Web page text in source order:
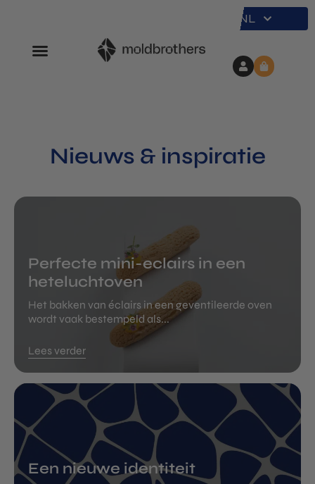
NL
Nieuws & inspiratie
Perfecte mini-eclairs in een
heteluchtoven
Het bakken van éclairs in een geventileerde oven
wordt vaak bestempeld als...
Lees verder
Een nieuwe identiteit